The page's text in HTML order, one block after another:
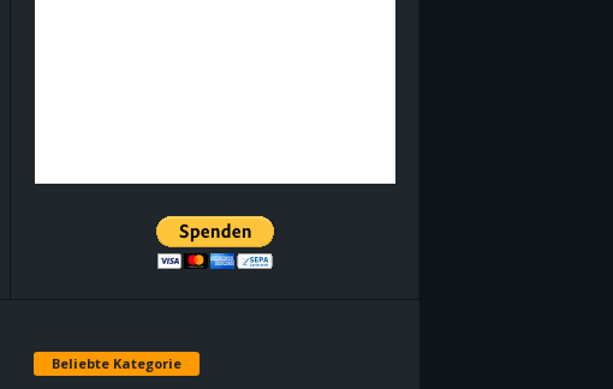
Beliebte Kategorie